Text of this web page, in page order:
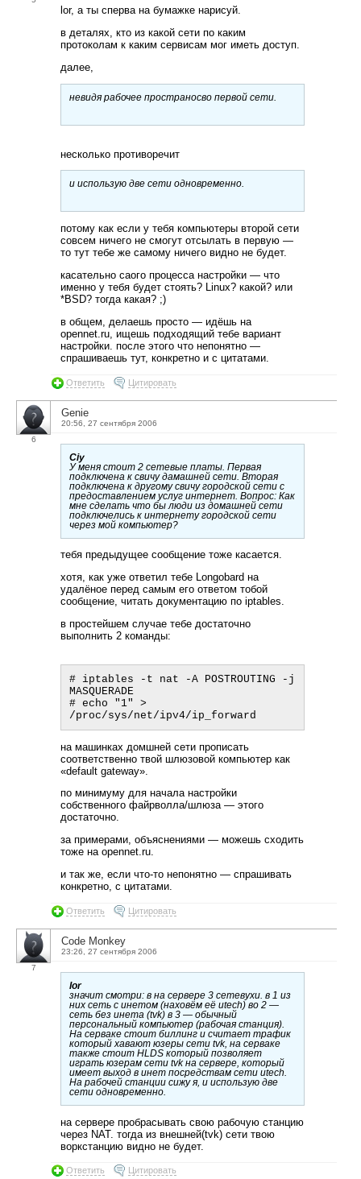
lor, а ты сперва на бумажке нарисуй.
в деталях, кто из какой сети по каким
протоколам к каким сервисам мог иметь доступ.
далее,
невидя рабочее пространосво первой сети.
несколько противоречит
и использую две сети одновременно.
потому как если у тебя компьютеры второй сети
совсем ничего не смогут отсылать в первую —
то тут тебе же самому ничего видно не будет.
касательно саого процесса настройки — что
именно у тебя будет стоять? Linux? какой? или
*BSD? тогда какая? ;)
в общем, делаешь просто — идёшь на
opennet.ru, ищешь подходящий тебе вариант
настройки. после этого что непонятно —
спрашиваешь тут, конкретно и с цитатами.
Ответить Цитировать
6
Genie
20:56, 27 сентября 2006
Ciy
У меня стоит 2 сетевые платы. Первая
подключена к свичу дамашней сети. Вторая
подключена к другому свичу городской сети с
предоставлением услуг интернет. Вопрос: Как
мне сделать что бы люди из домашней сети
подключелись к интернету городской сети
через мой компьютер?
тебя предыдущее сообщение тоже касается.
хотя, как уже ответил тебе Longobard на
удалёное перед самым его ответом тобой
сообщение, читать документацию по iptables.
в простейшем случае тебе достаточно
выполнить 2 команды:
# iptables -t nat -A POSTROUTING -j
MASQUERADE
# echo "1" >
на машинках домшней сети прописать
соответственно твой шлюзовой компьютер как
«default gateway».
по минимуму для начала настройки
собственного файрволла/шлюза — этого
достаточно.
за примерами, объяснениями — можешь сходить
тоже на opennet.ru.
и так же, если что-то непонятно — спрашивать
конкретно, с цитатами.
Ответить Цитировать
7
Code Monkey
23:26, 27 сентября 2006
lor
значит смотри: в на сервере 3 сетевухи. в 1 из
них сеть с инетом (наховём её utech) во 2 —
сеть без инета (tvk) в 3 — обычный
персональный компьютер (рабочая станция).
На серваке стоит биллинг и считает трафик
который хавают юзеры сети tvk, на серваке
также стоит HLDS который позволяет
играть юзерам сети tvk на сервере, который
имеет выход в инет посредствам сети utech.
На рабочей станции сижу я, и использую две
сети одновременно.
на сервере пробрасывать свою рабочую станцию
через NAT. тогда из внешней(tvk) сети твою
воркстанцию видно не будет.
Ответить Цитировать